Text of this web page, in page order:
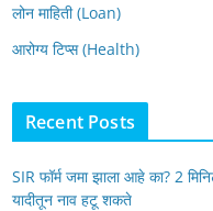
लोन माहिती (Loan)
आरोग्य टिप्स (Health)
Recent Posts
SIR फॉर्म जमा झाला आहे का? 2
यादीतून नाव हटू शकते